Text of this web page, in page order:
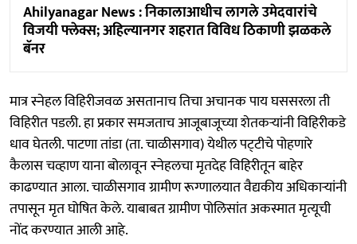
Ahilyanagar News : निकालाआधीच लागले उमेदवारांचे
विजयी फ्लेक्स; अहिल्यानगर शहरात विविध ठिकाणी झळकले
बॅनर
मात्र स्नेहल विहिरीजवळ असतानाच तिचा अचानक पाय घससरला ती
विहिरीत पडली. हा प्रकार समजताच आजूबाजूच्या शेतकऱ्यांनी विहिरीकडे
धाव घेतली. पाटणा तांडा (ता. चाळीसगाव) येथील पट्‍टीचे पोहणारे
कैलास चव्हाण याना बोलावून स्नेहलचा मृतदेह विहिरीतून बाहेर
काढण्यात आला. चाळीसगाव ग्रामीण रूग्णालयात वैद्यकीय अधिकाऱ्यांनी
तपासून मृत घोषित केले. याबाबत ग्रामीण पोलिसांत अकस्मात मृत्यूची
नोंद करण्यात आली आहे.